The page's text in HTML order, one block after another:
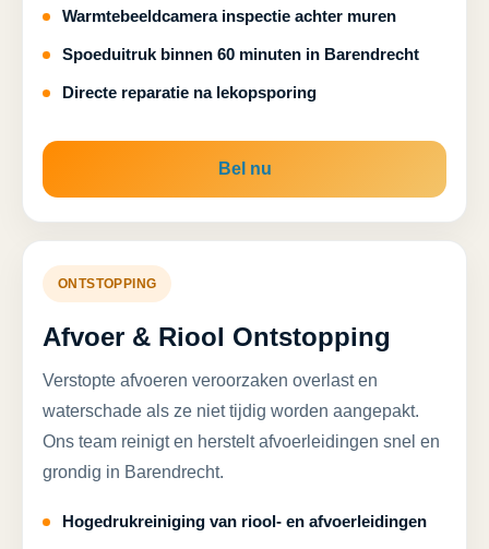
Warmtebeeldcamera inspectie achter muren
Spoeduitruk binnen 60 minuten in Barendrecht
Directe reparatie na lekopsporing
Bel nu
ONTSTOPPING
Afvoer & Riool Ontstopping
Verstopte afvoeren veroorzaken overlast en
waterschade als ze niet tijdig worden aangepakt.
Ons team reinigt en herstelt afvoerleidingen snel en
grondig in Barendrecht.
Hogedrukreiniging van riool- en afvoerleidingen